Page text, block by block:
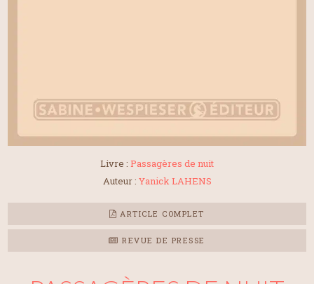
Livre : Passagères de nuit
Auteur : Yanick LAHENS
ARTICLE COMPLET
REVUE DE PRESSE